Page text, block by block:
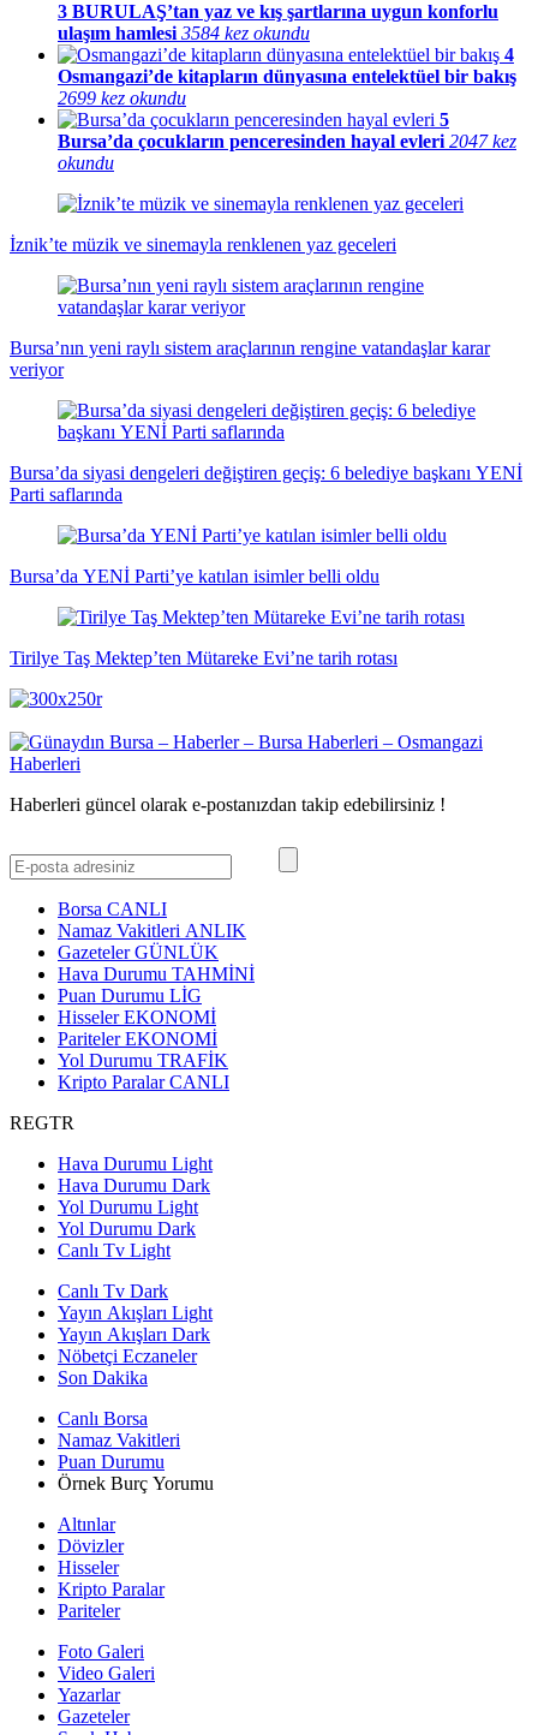
3 BURULAŞ’tan yaz ve kış şartlarına uygun konforlu
ulaşım hamlesi 3584 kez okundu
4
Osmangazi’de kitapların dünyasına entelektüel bir bakış
2699 kez okundu
5
Bursa’da çocukların penceresinden hayal evleri 2047 kez
okundu
İznik’te müzik ve sinemayla renklenen yaz geceleri
Bursa’nın yeni raylı sistem araçlarının rengine vatandaşlar karar
veriyor
Bursa’da siyasi dengeleri değiştiren geçiş: 6 belediye başkanı YENİ
Parti saflarında
Bursa’da YENİ Parti’ye katılan isimler belli oldu
Tirilye Taş Mektep’ten Mütareke Evi’ne tarih rotası
Haberleri güncel olarak e-postanızdan takip edebilirsiniz !
Borsa CANLI
Namaz Vakitleri ANLIK
GazetelerGÜNLÜK
Hava Durumu TAHMİNİ
Puan Durumu LİG
HisselerEKONOMİ
ParitelerEKONOMİ
Yol Durumu TRAFİK
Kripto ParalarCANLI
REGTR
Hava Durumu Light
Hava Durumu Dark
Yol Durumu Light
Yol Durumu Dark
Canlı Tv Light
Canlı Tv Dark
Yayın Akışları Light
Yayın Akışları Dark
Nöbetçi Eczaneler
Son Dakika
Canlı Borsa
Namaz Vakitleri
Puan Durumu
Örnek Burç Yorumu
Altınlar
Dövizler
Hisseler
Kripto Paralar
Pariteler
Foto Galeri
Video Galeri
Yazarlar
Gazeteler